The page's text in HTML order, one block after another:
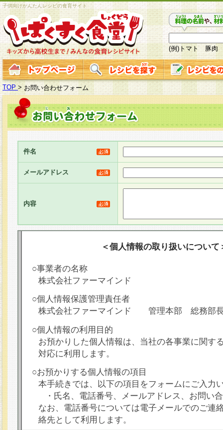
子供向けかんたんレシピの食育サイト
(例)トマト 豚肉
TOP > お問い合わせフォーム
件名
メールアドレス
内容
＜個人情報の取り扱いについて
○事業者の名称
株式会社ファーマインド
○個人情報保護管理責任者
株式会社ファーマインド 管理本部 総務部
○個人情報の利用目的
お預かりした個人情報は、当社の各事業に関す
対応に利用します。
○お預かりする個人情報の項目
本手続きでは、以下の項目をフォームにご入力
・氏名、電話番号、メールアドレス、お問い
なお、電話番号については電子メールでのご連
絡先として利用します。